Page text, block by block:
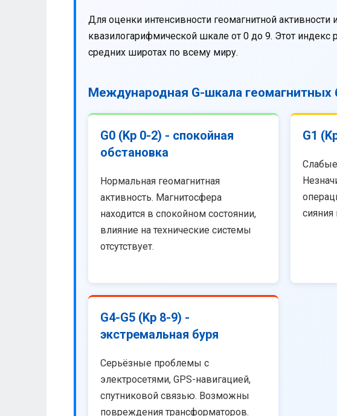
Для оценки интенсивности геомагнитной активности
квазилогарифмической шкале от 0 до 9. Этот
средних широтах по всему миру.
Международная G-шкала геомагнитных
G0 (Kp 0-2) - спокойная
обстановка
Нормальная геомагнитная
активность. Магнитосфера
находится в спокойном состоянии,
влияние на технические системы
отсутствует.
G1
Слабые
G4-G5 (Kp 8-9) -
экстремальная буря
Серьёзные проблемы с
электросетями, GPS-навигацией,
спутниковой связью. Возможны
повреждения трансформаторов.